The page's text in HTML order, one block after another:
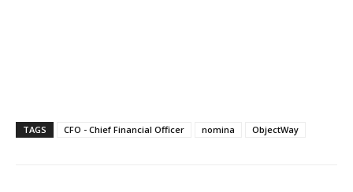
TAGS CFO - Chief Financial Officer nomina ObjectWay